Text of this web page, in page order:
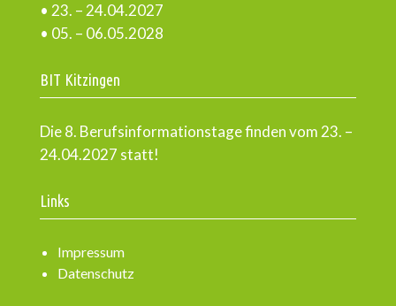
• 23. – 24.04.2027
• 05. – 06.05.2028
BIT Kitzingen
Die 8. Berufsinformationstage finden vom 23. –
24.04.2027 statt!
Links
Impressum
Datenschutz